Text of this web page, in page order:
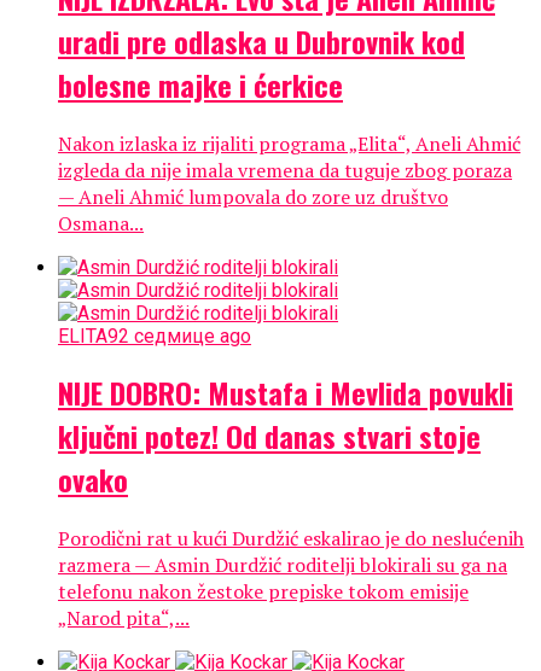
uradi pre odlaska u Dubrovnik kod
bolesne majke i ćerkice
Nakon izlaska iz rijaliti programa „Elita“, Aneli Ahmić
izgleda da nije imala vremena da tuguje zbog poraza
— Aneli Ahmić lumpovala do zore uz društvo
Osmana...
ELITA92 седмице ago
NIJE DOBRO: Mustafa i Mevlida povukli
ključni potez! Od danas stvari stoje
ovako
Porodični rat u kući Durdžić eskalirao je do neslućenih
razmera — Asmin Durdžić roditelji blokirali su ga na
telefonu nakon žestoke prepiske tokom emisije
„Narod pita“,...